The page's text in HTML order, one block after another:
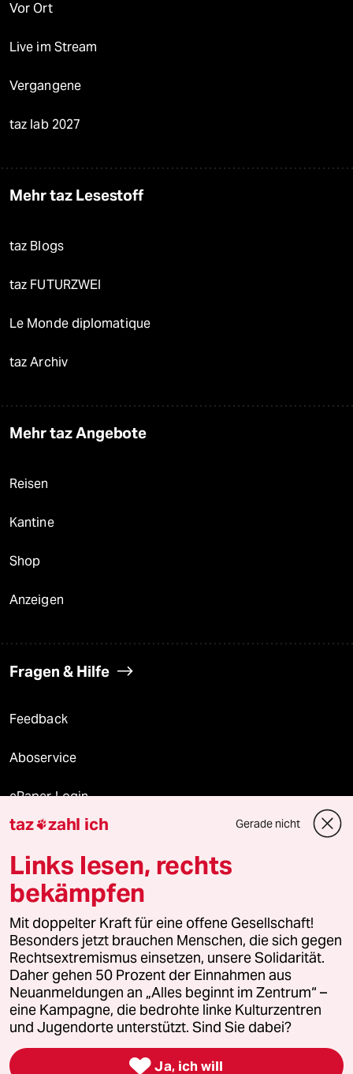
Vor Ort
Live im Stream
Vergangene
taz lab 2027
Mehr taz Lesestoff
taz Blogs
taz FUTURZWEI
Le Monde diplomatique
taz Archiv
Mehr taz Angebote
Reisen
Kantine
Shop
Anzeigen
Fragen & Hilfe
Feedback
Aboservice
ePaper Login
Downloads für Abonnierende
© 2026 taz Verlags und Vertriebs GmbH
Alle Rechte vorbehalten. Bei rechtlichen Fragen oder für Genehmigungen
wenden Sie sich bitte an
lizenzen@taz.de
Feedback Redaktionsstatut Kommune-Richtlinien
Leitlinie Informant Datenschutz Impressum AGB
Seitenwende Einwilligungen widerrufen (Ads)
taz zahl ich Gerade nicht
Links lesen, rechts
bekämpfen
Mit doppelter Kraft für eine offene Gesellschaft!
Besonders jetzt brauchen Menschen, die sich gegen
Rechtsextremismus einsetzen, unsere Solidarität.
Daher gehen 50 Prozent der Einnahmen aus
Neuanmeldungen an „Alles beginnt im Zentrum“ –
eine Kampagne, die bedrohte linke Kulturzentren
und Jugendorte unterstützt. Sind Sie dabei?
 Ja, ich will